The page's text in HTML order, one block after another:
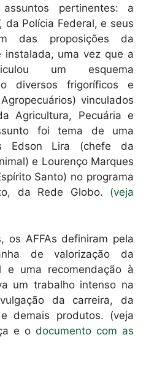
pertinentes: a
da Polícia Federal, e seus
das proposições da
uma vez que a
um esquema
diversos frigoríficos e
vinculados
Agricultura, Pecuária e
foi tema de uma
Edson Lira (chefe da
e Lourenço Marques
Santo) no programa
da Rede Globo. (veja
os AFFAs definiram pela
de valorização da
e uma recomendação à
um trabalho intenso na
da carreira, da
demais produtos. (veja
e o documento com as